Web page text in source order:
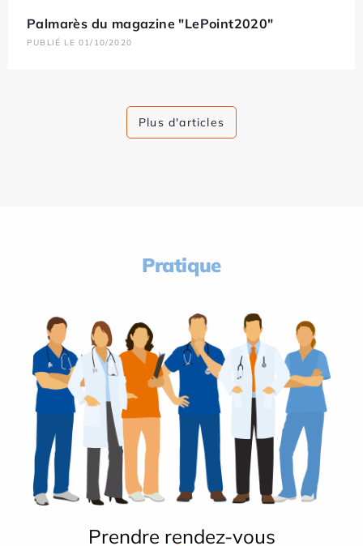
Palmarès du magazine "LePoint2020"
PUBLIÉ LE 01/10/2020
Plus d'articles
Pratique
Prendre rendez-vous